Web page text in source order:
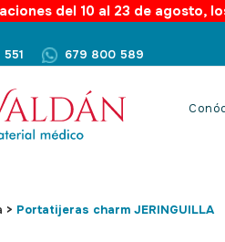
del 10 al 23 de agosto,
679 800 589
> Portatijeras charm JERINGUILLA